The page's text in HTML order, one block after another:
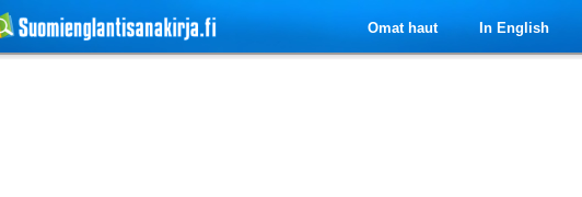
Omat haut In English